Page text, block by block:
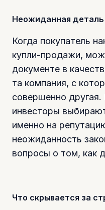
Неожиданная деталь
Когда покупатель
купли-продажи,
документе в
та компания, с
совершенно другая.
инвесторы
именно на
неожиданность
вопросы о том, как
Что скрывается за